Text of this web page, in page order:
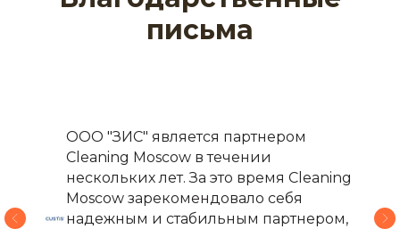
письма
ООО "ЗИС" является партнером
Cleaning Moscow в течении
нескольких лет. За это время Cleaning
Moscow зарекомендовало себя
надежным и стабильным партнером,